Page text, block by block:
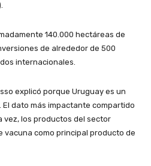
140.000 hectáreas de
de alrededor de 500
internacionales.
explicó porque Uruguay es un
El dato más impactante compartido
vez, los productos del sector
vacuna como principal producto de